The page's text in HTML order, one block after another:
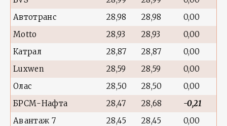
Автотранс
28,98 28,98
0,00
Motto
28,93 28,93
0,00
Катрал
28,87 28,87
0,00
Luxwen
28,59 28,59
0,00
Олас
28,50 28,50
0,00
БРСМ-Нафта
28,47 28,68
-0,21
Авантаж 7
28,45 28,45
0,00